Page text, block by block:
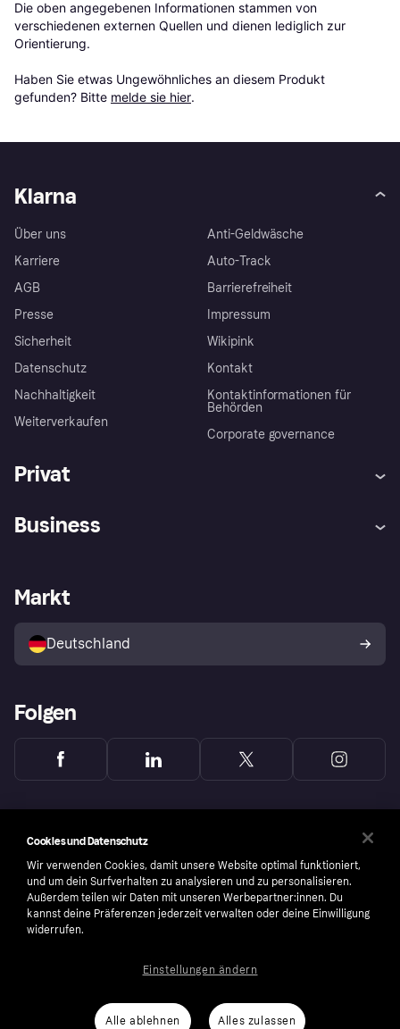
Die oben angegebenen Informationen stammen von
verschiedenen externen Quellen und dienen lediglich zur
Orientierung.
Haben Sie etwas Ungewöhnliches an diesem Produkt
gefunden? Bitte melde sie hier.
Klarna
Über uns
Karriere
AGB
Presse
Sicherheit
Datenschutz
Nachhaltigkeit
Weiterverkaufen
Anti-Geldwäsche
Auto-Track
Barrierefreiheit
Impressum
Wikipink
Kontakt
Kontaktinformationen für
Behörden
Corporate governance
Privat
Klarna App
Shops entdecken
Käuferschutzrichtlinie
Dein Widerrufsrecht
Business
Händlerportal
Markt
Deutschland
Folgen
number: 556737-0431
Cookies und Datenschutz
Wir verwenden Cookies, damit unsere Website optimal funktioniert,
und um dein Surfverhalten zu analysieren und zu personalisieren.
Außerdem teilen wir Daten mit unseren Werbepartner:innen. Du
kannst deine Präferenzen jederzeit verwalten oder deine Einwilligung
widerrufen.
Alle ablehnen Alles zulassen
Einstellungen ändern